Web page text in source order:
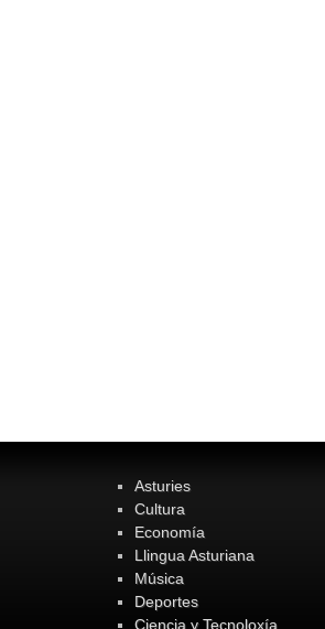
Asturies
Cultura
Economía
Llingua Asturiana
Música
Deportes
Ciencia y Tecnoloxía